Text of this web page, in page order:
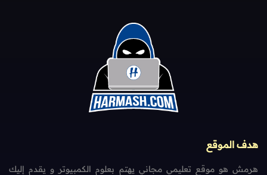
هدف الموقع
هرمش هو موقع تعليمي مجاني يهتم بعلوم الكمبيوتر و يقدم إليك